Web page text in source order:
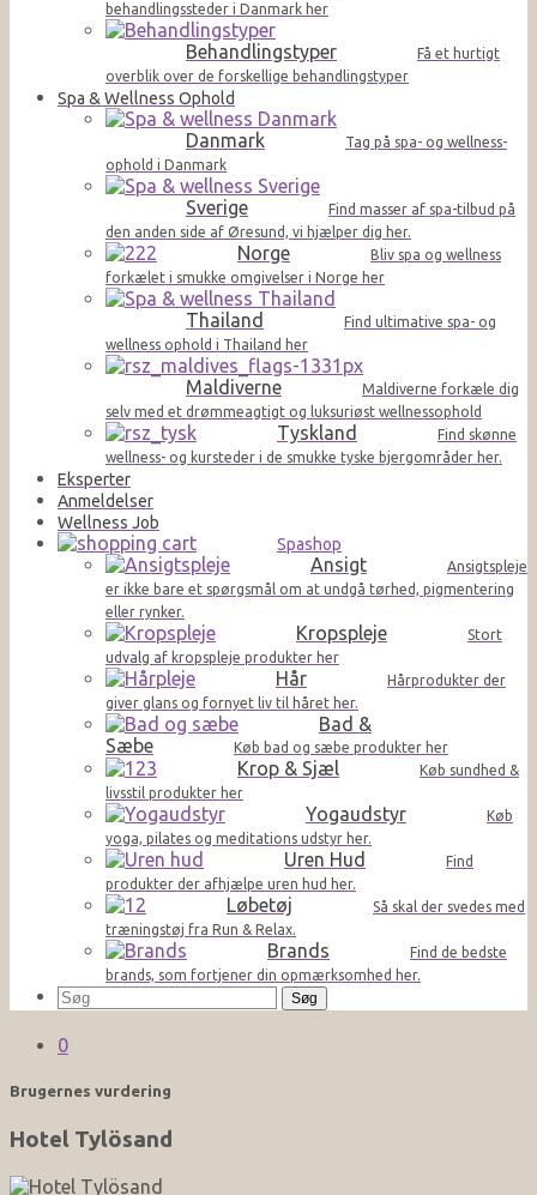
behandlingssteder i Danmark her
Behandlingstyper
Få et hurtigt
overblik over de forskellige behandlingstyper
Spa & Wellness Ophold
Danmark
Tag på spa- og wellness-
ophold i Danmark
Sverige
Find masser af spa-tilbud på
den anden side af Øresund, vi hjælper dig her.
Norge
Bliv spa og wellness
forkælet i smukke omgivelser i Norge her
Thailand
Find ultimative spa- og
wellness ophold i Thailand her
Maldiverne
Maldiverne forkæle dig
selv med et drømmeagtigt og luksuriøst wellnessophold
Tyskland
Find skønne
wellness- og kursteder i de smukke tyske bjergområder her.
Eksperter
Anmeldelser
Wellness Job
Spashop
Ansigt
Ansigtspleje
er ikke bare et spørgsmål om at undgå tørhed, pigmentering
eller rynker.
Kropspleje
Stort
udvalg af kropspleje produkter her
Hår
Hårprodukter der
giver glans og fornyet liv til håret her.
Bad &
Sæbe
Køb bad og sæbe produkter her
Krop & Sjæl
Køb sundhed &
livsstil produkter her
Yogaudstyr
Køb
yoga, pilates og meditations udstyr her.
Uren Hud
Find
produkter der afhjælpe uren hud her.
Løbetøj
Så skal der svedes med
træningstøj fra Run & Relax.
Brands
Find de bedste
brands, som fortjener din opmærksomhed her.
Søg
efter:
0
Brugernes vurdering
Hotel Tylösand